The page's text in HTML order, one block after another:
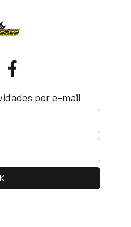
por e-mail